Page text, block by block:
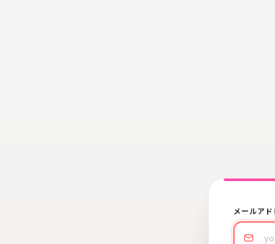
メールア